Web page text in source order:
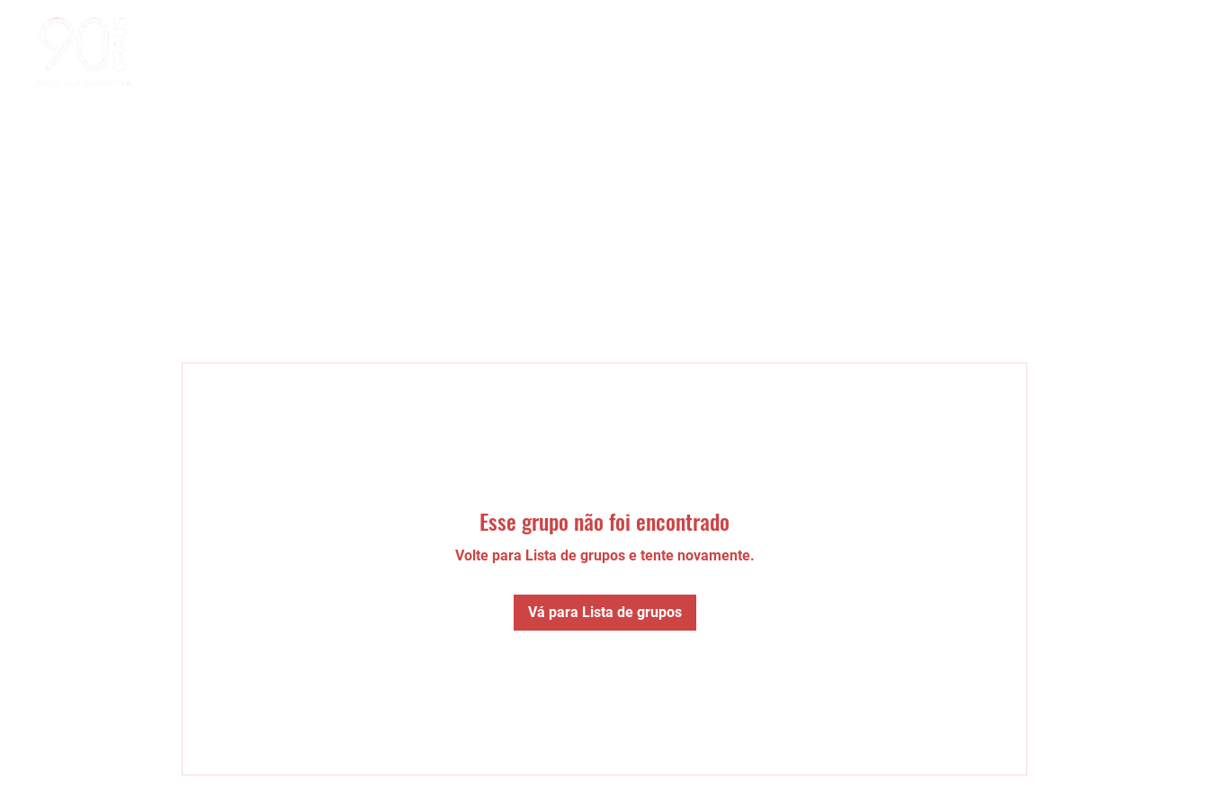
Esse grupo não foi encontrado
Volte para Lista de grupos e tente novamente.
Vá para Lista de grupos